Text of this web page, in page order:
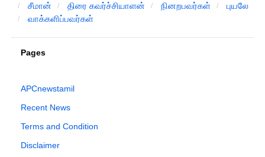
சீமான்
திரை கவர்ச்சியாளன் நினறபவர்கள்
புயலே
வாக்களிப்பவர்கள்
Pages
APCnewstamil
Recent News
Terms and Condition
Disclaimer